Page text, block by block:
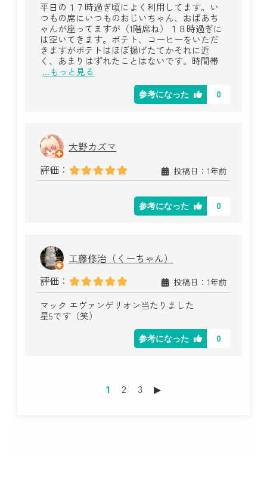
平日の１７時過ぎ頃によく利用してます。い
つもの席にいつものおじいちゃん、おばあち
ゃんが座ってますが（1階席ね）１８時過ぎに
は空いてきます。ポテト、コーヒーをいただ
きますがポテトはほぼ揚げたてかそれに近
く、あまりはずれたことはないです。時間帯
...もっと見る
参考になった 0
大野カズマ
評価：
投稿日：1年前
参考になった 0
工藤修治（くーちゃん）
評価：
投稿日：1年前
マック エヴァンゲリオン当たりました
星5です（笑）
参考になった 0
1 2 3 ▶︎